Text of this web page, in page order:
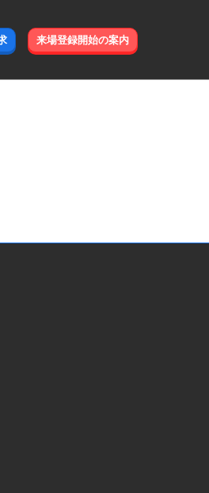
来場登録開始の案内